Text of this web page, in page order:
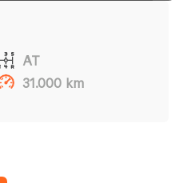
AT
31.000 km